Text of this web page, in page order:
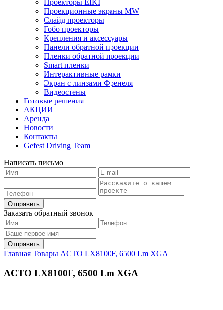
Проекторы EIKI
Проекционные экраны MW
Слайд проекторы
Гобо проекторы
Крепления и аксессуары
Панели обратной проекции
Пленки обратной проекции
Smart пленки
Интерактивные рамки
Экран с линзами Френеля
Видеостены
Готовые решения
АКЦИИ
Аренда
Новости
Контакты
Gefest Driving Team
Написать письмо
Отправить
Заказать обратный звонок
Главная Товары ACTO LX8100F, 6500 Lm XGA
ACTO LX8100F, 6500 Lm XGA